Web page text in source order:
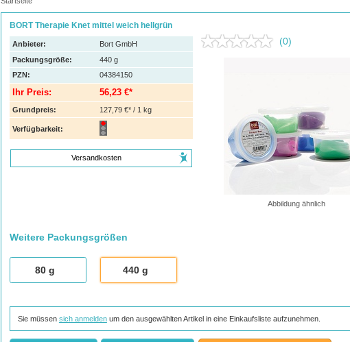
BORT Therapie Knet mittel weich hellgrün
(0)
Abbildung ähnlich
Anbieter:
Bort GmbH
Packungsgröße:
440 g
PZN : 04384150
Ihr Preis: 56,23 €*
Grundpreis: 127,79 €* / 1 kg
Verfügbarkeit:
Versandkosten
Weitere Packungsgrößen
80 g 440 g
Sie müssen sich anmeldenum den ausgewählten Artikel in eine Einkaufsliste aufzunehmen.